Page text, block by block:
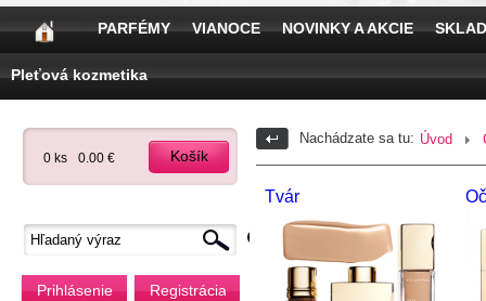
PARFÉMY VIANOCE NOVINKY A AKCIE
Pleťová kozmetika
0 ks 0.00 € Košík
Prihlásenie Registrácia
Nachádzate sa tu: Úvod
Tvár